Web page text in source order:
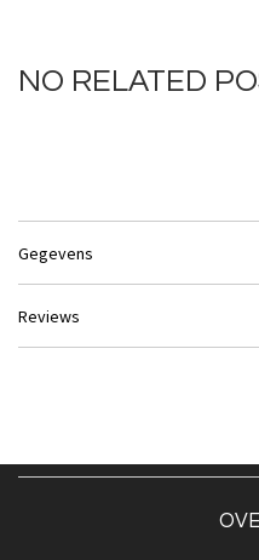
NO RELATED
Gegevens
Reviews